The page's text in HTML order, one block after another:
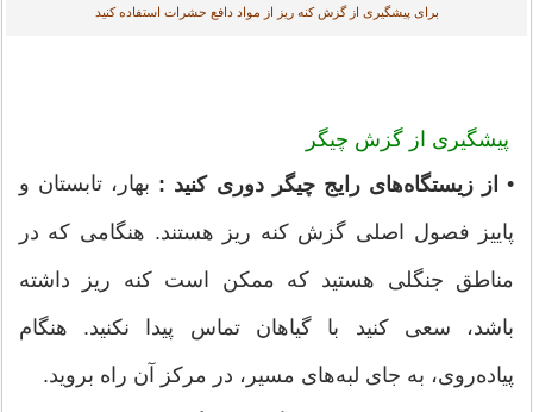
برای پیشگیری از گزش کنه ریز از مواد دافع حشرات استفاده کنید
پیشگیری از گزش چیگر
•از زیستگاه‌های رایج چیگر دوری کنید : بهار، تابستان و
پاییز فصول اصلی گزش کنه ریز هستند. هنگامی که در
مناطق جنگلی هستید که ممکن است کنه ریز داشته
باشد، سعی کنید با گیاهان تماس پیدا نکنید. هنگام
پیاده‌روی، به جای لبه‌های مسیر، در مرکز آن راه بروید.